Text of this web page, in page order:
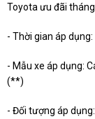
Toyota ưu đãi
- Thời gian áp
- Mẫu xe áp dụng:
(**)
- Đối tượng áp